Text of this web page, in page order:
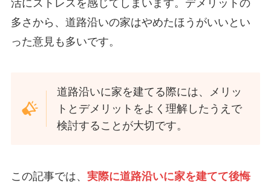
活にストレスを感じてしまいます。デメリットの
多さから、道路沿いの家はやめたほうがいいとい
った意見も多いです。
道路沿いに家を建てる際には、メリッ
トとデメリットをよく理解したうえで
検討することが大切です。
この記事では、 実際に道路沿いに家を建てて後悔